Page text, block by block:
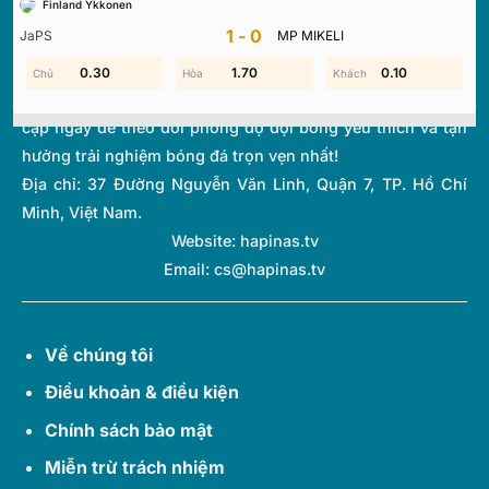
Finland Ykkonen
JaPS 1-0 MP MIKELI
1.30 1.60 0.90
0.30 1.70 0.10
thi đấu và bảng xếp hạng từ hơn 1.000 giải đấu toàn cầu.
Với giao diện tối ưu và tốc độ cập nhật thời gian thực
(Livescore) siêu tốc, chúng tôi giúp bạn không bỏ lỡ bất kỳ
cập ngay để theo dõi phong độ đội bóng yêu thích và tận
hưởng trải nghiệm bóng đá trọn vẹn nhất!
Địa chỉ: 37 Đường Nguyễn Văn Linh, Quận 7, TP. Hồ Chí
Minh, Việt Nam.
Website: hapinas.tv
Email: cs@hapinas.tv
Về chúng tôi
Điều khoản & điều kiện
Chính sách bảo mật
Miễn trừ trách nhiệm